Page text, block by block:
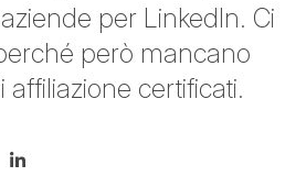
per LinkedIn. Ci
però mancano
affiliazione certificati.
su Twittersu Facebook
Condividi su LinkedIn